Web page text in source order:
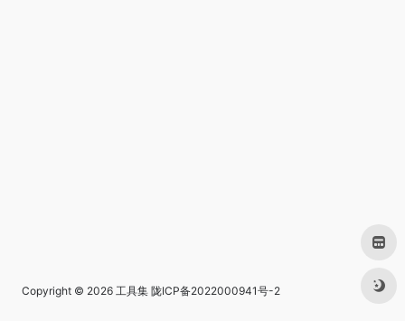
Copyright © 2026 工具集 陇ICP备2022000941号-2